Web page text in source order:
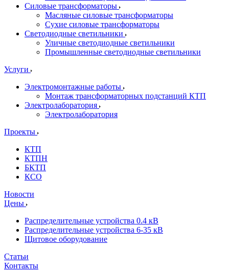
Силовые трансформаторы
Масляные силовые трансформаторы
Сухие силовые трансформаторы
Светодиодные светильники
Уличные светодиодные светильники
Промышленные светодиодные светильники
Услуги
Электромонтажные работы
Монтаж трансформаторных подстанций КТП
Электролаборатория
Электролаборатория
Проекты
КТП
КТПН
БКТП
КСО
Новости
Цены
Распределительные устройства 0.4 кВ
Распределительные устройства 6-35 кВ
Щитовое оборудование
Статьи
Контакты